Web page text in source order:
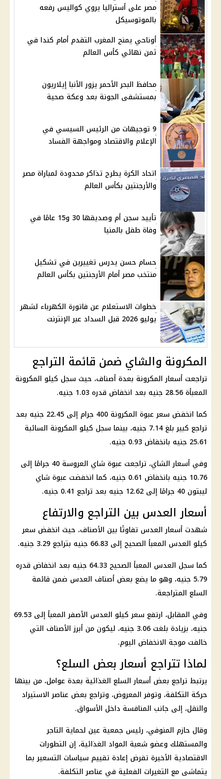
مصر على أستراليا يروي كواليس رفعه
بالموتوسيكل
أوناحي يمنح المغرب التقدم أمام كندا في
ثمن نهائي كأس العالم
محافظ البحر الأحمر يزور الأنبا إيلاريون
بمستشفى الجونة بعد وعكة صحية
9 توجيهات من الرئيس السيسي في
الإعلام والاقتصاد ومواجهة الفساد
اتحاد الكرة يطرح تذاكر محدودة لمباراة مصر
والأرجنتين بكأس العالم
تأييد سجن أم وصديقها 30 و15 عامًا في
وفاة طفل بالمنيا
حسام حسن يدرس تغييرين في تشكيل
منتخب مصر أمام الأرجنتين بكأس العالم
خطوات الاستعلام عن فاتورة الكهرباء لشهر
يوليو 2026 قبل السداد عبر الإنترنت
المكرونة والشاي ضمن قائمة التراجع
تراجعت أسعار المكرونة بعدة أصناف، حيث سجل كيلو المكرونة
المعبأة 28.56 جنيه بعد انخفاض قدره 1.03 جنيه.
كما انخفض سعر عبوة المكرونة 400 جرام إلى 22.45 جنيه بعد
تراجع كبير بلغ 7.14 جنيه، بينما سجل كيلو المكرونة السائبة
25.61 جنيه بانخفاض 0.93 جنيه.
وفي أسعار الشاي، تراجعت عبوة شاي العروسة 40 جرامًا إلى
10.76 جنيه بانخفاض 0.61 جنيه، كما انخفضت عبوة شاي
ليبتون 40 جرامًا إلى 12.62 جنيه بعد تراجع 0.41 جنيه.
أسعار العدس بين التراجع والارتفاع
شهدت أسعار العدس تفاوتًا بين الأصناف، حيث انخفض سعر
كيلو العدس المعبأ الصحيح إلى 66.83 جنيه بتراجع 3.29 جنيه.
كما سجل العدس المعبأ الصحيح 64.33 جنيه بعد انخفاض قدره
5.79 جنيه، وهو ما يضع بعض أصناف العدس ضمن قائمة
السلع المتراجعة.
وفي المقابل، ارتفع سعر كيلو العدس الأصفر المعبأ إلى 69.53
جنيه، بزيادة بلغت 3.06 جنيه، ليكون من أبرز الأصناف التي
خالفت موجة الانخفاض اليوم.
لماذا تتراجع أسعار بعض السلع؟
يرتبط تراجع بعض أسعار السلع الغذائية بعدة عوامل، من بينها
حركة التكلفة، وتوفر المعروض، وتراجع بعض عناصر الاستيراد
والنقل، إلى جانب المنافسة داخل الأسواق.
وقال حازم المنوفي، رئيس جمعية عين لحماية التاجر
والمستهلك وعضو شعبة المواد الغذائية، إن التطورات
الاقتصادية الأخيرة تفرض إعادة تقييم سياسات التسعير بما
يتماشى مع التغيرات الفعلية في عناصر التكلفة.